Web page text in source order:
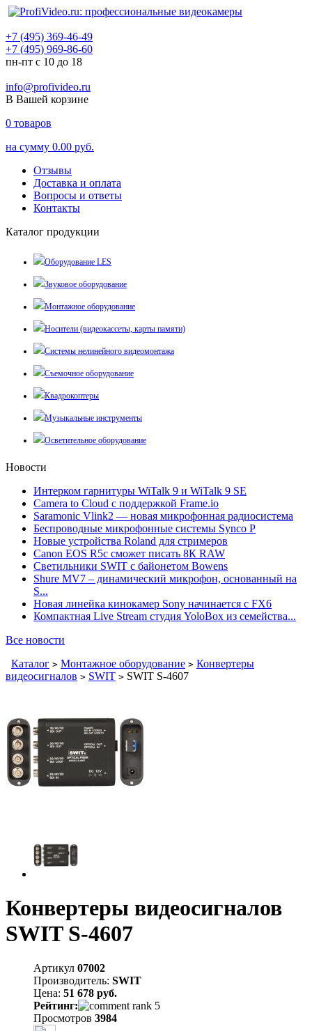
+7 (495) 369-46-49
+7 (495) 969-86-60
пн-пт с 10 до 18
info@profivideo.ru
В Вашей корзине
0 товаров
на сумму 0.00 руб.
Отзывы
Доставка и оплата
Вопросы и ответы
Контакты
Каталог продукции
Оборудование LES
Звуковое оборудование
Монтажное оборудование
Носители (видеокассеты, карты памяти)
Системы нелинейного видеомонтажа
Съемочное оборудование
Квадрокоптеры
Музыкальные инструменты
Осветительное оборудование
Новости
Интерком гарнитуры WiTalk 9 и WiTalk 9 SE
Camera to Cloud с поддержкой Frame.io
Saramonic Vlink2 — новая микрофонная радиосистема
Беспроводные микрофонные системы Synco P
Новые устройства Roland для стримеров
Canon EOS R5c сможет писать 8К RAW
Светильники SWIT с байонетом Bowens
Shure MV7 – динамический микрофон, основанный на
S...
Новая линейка кинокамер Sony начинается с FX6
Компактная Live Stream студия YoloBox из семейства...
Все новости
Каталог > Монтажное оборудование > Конвертеры
видеосигналов > SWIT > SWIT S-4607
Конвертеры видеосигналов
SWIT S-4607
Артикул 07002
Производитель: SWIT
Цена: 51 678 руб.
Рейтинг:
Просмотров 3984